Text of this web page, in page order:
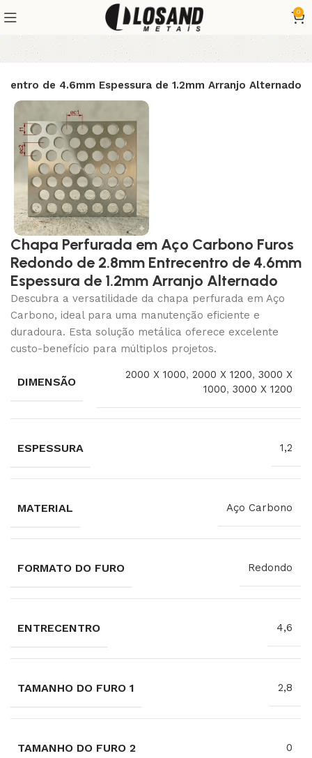
0
de 4.6mm Espessura de 1.2mm Arranjo Alternado
Chapa Perfurada em Aço Carbono Furos
Redondo de 2.8mm Entrecentro de 4.6mm
Espessura de 1.2mm Arranjo Alternado
Descubra a versatilidade da chapa perfurada em Aço
Carbono, ideal para uma manutenção eficiente e
duradoura. Esta solução metálica oferece excelente
custo-benefício para múltiplos projetos.
DIMENSÃO
2000 X 1000,2000 X 1200,3000 X
1000,3000 X 1200
ESPESSURA 1,2
MATERIAL Aço Carbono
FORMATO DO FURO Redondo
ENTRECENTRO 4,6
TAMANHO DO FURO 1 2,8
TAMANHO DO FURO 2 0